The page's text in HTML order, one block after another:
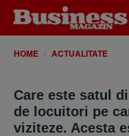
HOME ACTUALITATE
Care este satul
de locuitori pe
viziteze. Acesta